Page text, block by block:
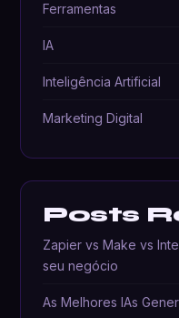
Ferramentas
IA
Inteligência Artificial
Marketing Digital
Posts
Zapier vs Make vs
seu negócio
As Melhores IAs